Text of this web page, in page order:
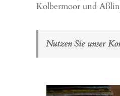
Kolbermoor und
Nutzen Sie unser